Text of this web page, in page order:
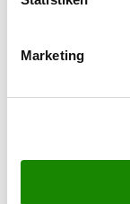
bestimmten
Erfahren Sie
Marketing